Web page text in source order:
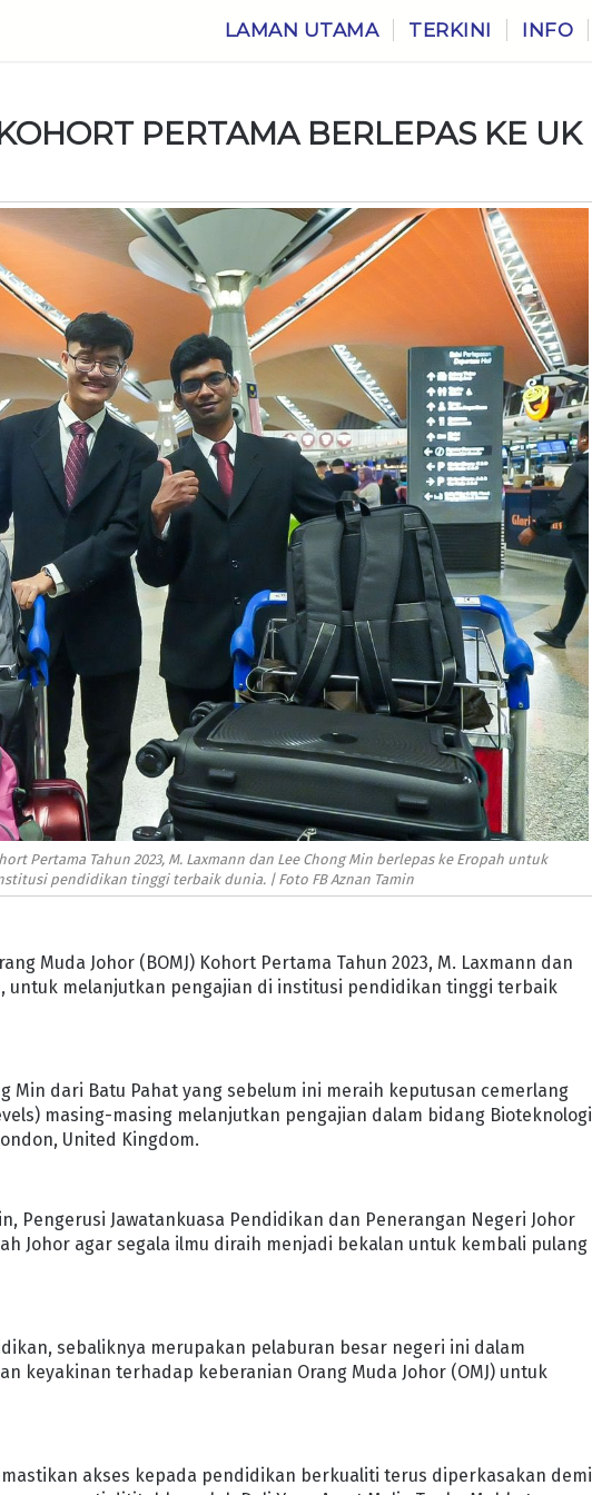
LAMAN UTAMA TERKINI INFO
PERTAMA BERLEPAS KE UK
Pertama Tahun 2023, M. Laxmann dan Lee Chong Min berlepas ke Eropah untuk
pendidikan tinggi terbaik dunia. | Foto FB Aznan Tamin
Muda Johor (BOMJ) Kohort Pertama Tahun 2023, M. Laxmann dan
untuk melanjutkan pengajian di institusi pendidikan tinggi terbaik
Min dari Batu Pahat yang sebelum ini meraih keputusan cemerlang
masing-masing melanjutkan pengajian dalam bidang Bioteknologi
United Kingdom.
Pengerusi Jawatankuasa Pendidikan dan Penerangan Negeri Johor
Johor agar segala ilmu diraih menjadi bekalan untuk kembali pulang
sebaliknya merupakan pelaburan besar negeri ini dalam
keyakinan terhadap keberanian Orang Muda Johor (OMJ) untuk
akses kepada pendidikan berkualiti terus diperkasakan demi